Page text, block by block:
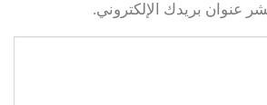
عنوان بريدك الإلكتروني.